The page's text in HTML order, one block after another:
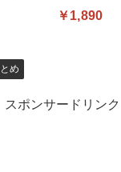
動
(1.8m ミッ
Anker絡ま
￥1,890
め
スポンサードリンク